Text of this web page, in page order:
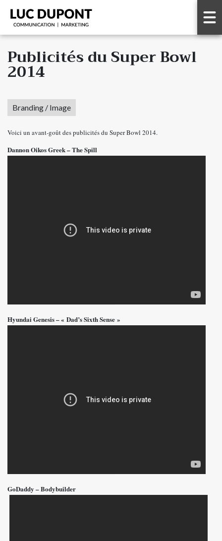
Publicités du Super Bowl
2014
Branding / Image
Voici un avant-goût des publicités du Super Bowl 2014.
Dannon Oikos Greek – The Spill
Hyundai Genesis – « Dad’s Sixth Sense »
GoDaddy – Bodybuilder